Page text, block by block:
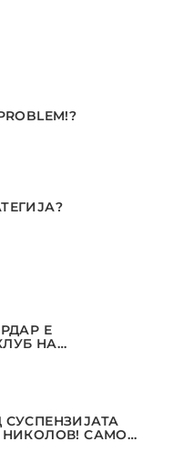
Е
НА
НИКОЛОВ! САМО